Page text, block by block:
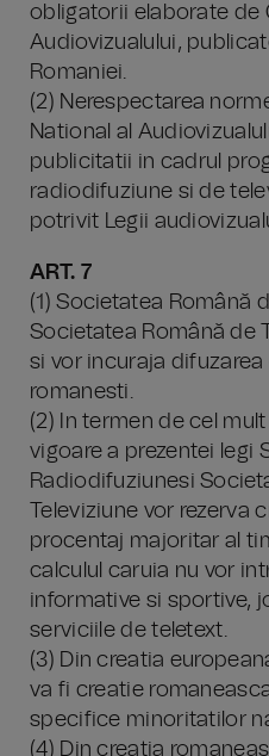
obligatorii elaborate de
Audiovizualului,
Romaniei.
(2) Nerespectarea
National al
publicitatii in cadrul
radiodifuziune si de
potrivit Legii
ART. 7
(1) Societatea Română
Societatea Română de
si vor incuraja
romanesti.
(2) In termen de cel
vigoare a prezentei legi
Radiodifuziunesi
Televiziune vor rezerva
procentaj majoritar al
calculul caruia nu vor
informative si sportive,
serviciile de teletext.
(3) Din creatia
va fi creatie
specifice minoritatilor
(4) Din creatia